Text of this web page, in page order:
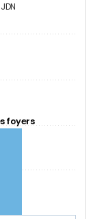
foyers